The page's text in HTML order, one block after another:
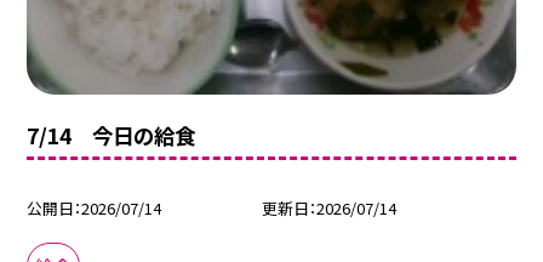
7/14 今日の給食
公開日 2026/07/14 更新日 2026/07/14